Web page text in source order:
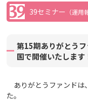
39セミナー （運用
第15期ありがとう
国で開催いたします
ありがとうファンドは
た。